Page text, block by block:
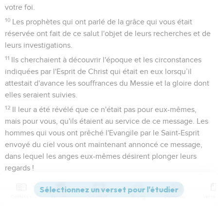
votre foi.
10 Les prophètes qui ont parlé de la grâce qui vous était
réservée ont fait de ce salut l'objet de leurs recherches et de
leurs investigations.
11 Ils cherchaient à découvrir l'époque et les circonstances
indiquées par l'Esprit de Christ qui était en eux lorsqu’il
attestait d'avance les souffrances du Messie et la gloire dont
elles seraient suivies.
12 Il leur a été révélé que ce n'était pas pour eux-mêmes,
mais pour vous, qu'ils étaient au service de ce message. Les
hommes qui vous ont prêché l'Evangile par le Saint-Esprit
envoyé du ciel vous ont maintenant annoncé ce message,
dans lequel les anges eux-mêmes désirent plonger leurs
regards !
Appel à vivre saintement
Versions Commentaires Strong